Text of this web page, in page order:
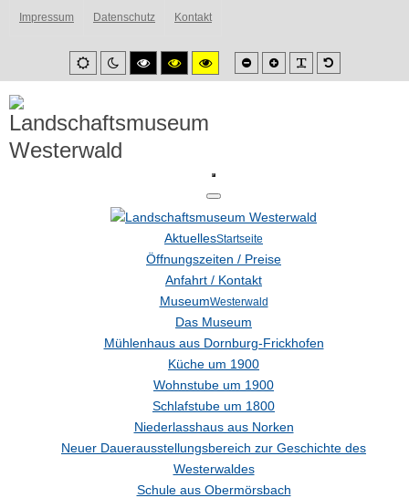
Impressum Datenschutz Kontakt
Default
mode
Night
mode
High
contrast
High
contrast
High
contrast
Smaller
font
Larger
font
Default
font
AktuellesStartseite
Öffnungszeiten / Preise
Anfahrt / Kontakt
MuseumWesterwald
Das Museum
Mühlenhaus aus Dornburg-Frickhofen
Küche um 1900
Wohnstube um 1900
Schlafstube um 1800
Niederlasshaus aus Norken
Neuer Dauerausstellungsbereich zur Geschichte des
Westerwaldes
Schule aus Obermörsbach